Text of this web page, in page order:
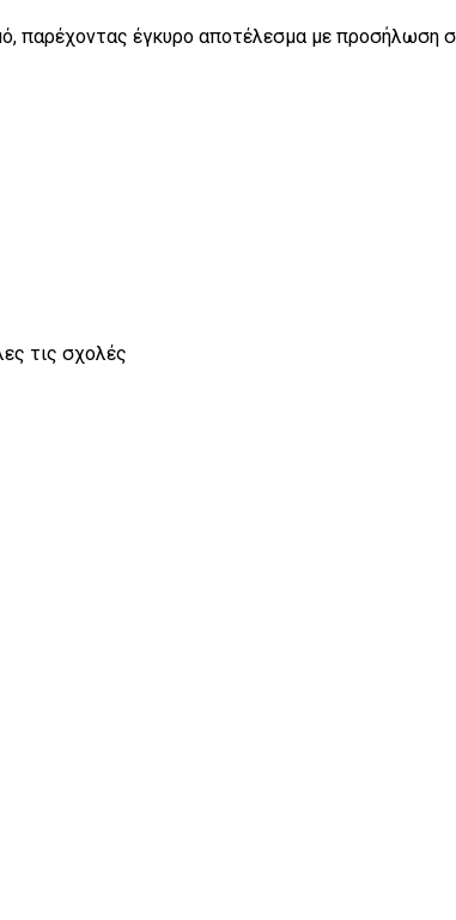
παρέχοντας έγκυρο αποτέλεσμα με προσήλωση
τις σχολές